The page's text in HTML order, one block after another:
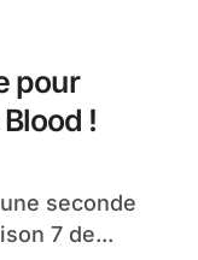
pour
!
7 de...